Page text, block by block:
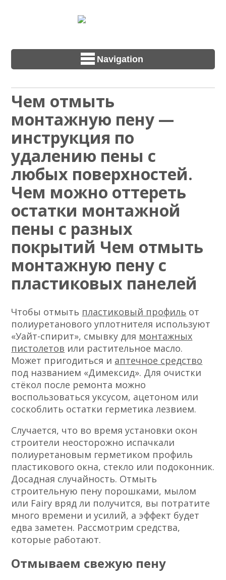
Navigation
Чем отмыть
монтажную пену —
инструкция по
удалению пены с
любых поверхностей.
Чем можно оттереть
остатки монтажной
пены с разных
покрытий Чем отмыть
монтажную пену с
пластиковых панелей
Чтобы отмыть пластиковый профиль от
полиуретанового уплотнителя используют
«Уайт-спирит», смывку для монтажных
пистолетов или растительное масло.
Может пригодиться и аптечное средство
под названием «Димексид». Для очистки
стёкол после ремонта можно
воспользоваться уксусом, ацетоном или
соскоблить остатки герметика лезвием.
Случается, что во время установки окон
строители неосторожно испачкали
полиуретановым герметиком профиль
пластикового окна, стекло или подоконник.
Досадная случайность. Отмыть
строительную пену порошками, мылом
или Fairy вряд ли получится, вы потратите
много времени и усилий, а эффект будет
едва заметен. Рассмотрим средства,
которые работают.
Отмываем свежую пену